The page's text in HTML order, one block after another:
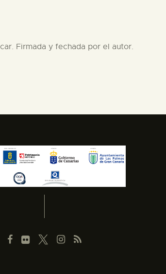
Firmada y fechada por el autor.